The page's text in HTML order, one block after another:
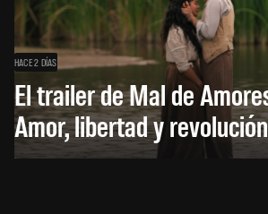
HACE 2 DÍAS
El trailer de Mal de
Amor, libertad y revolución